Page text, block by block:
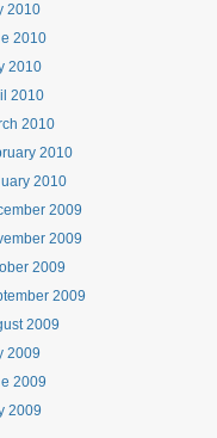
2010
2010
2010
2010
2010
2010
2010
2009
2009
2009
2009
2009
2009
2009
2009